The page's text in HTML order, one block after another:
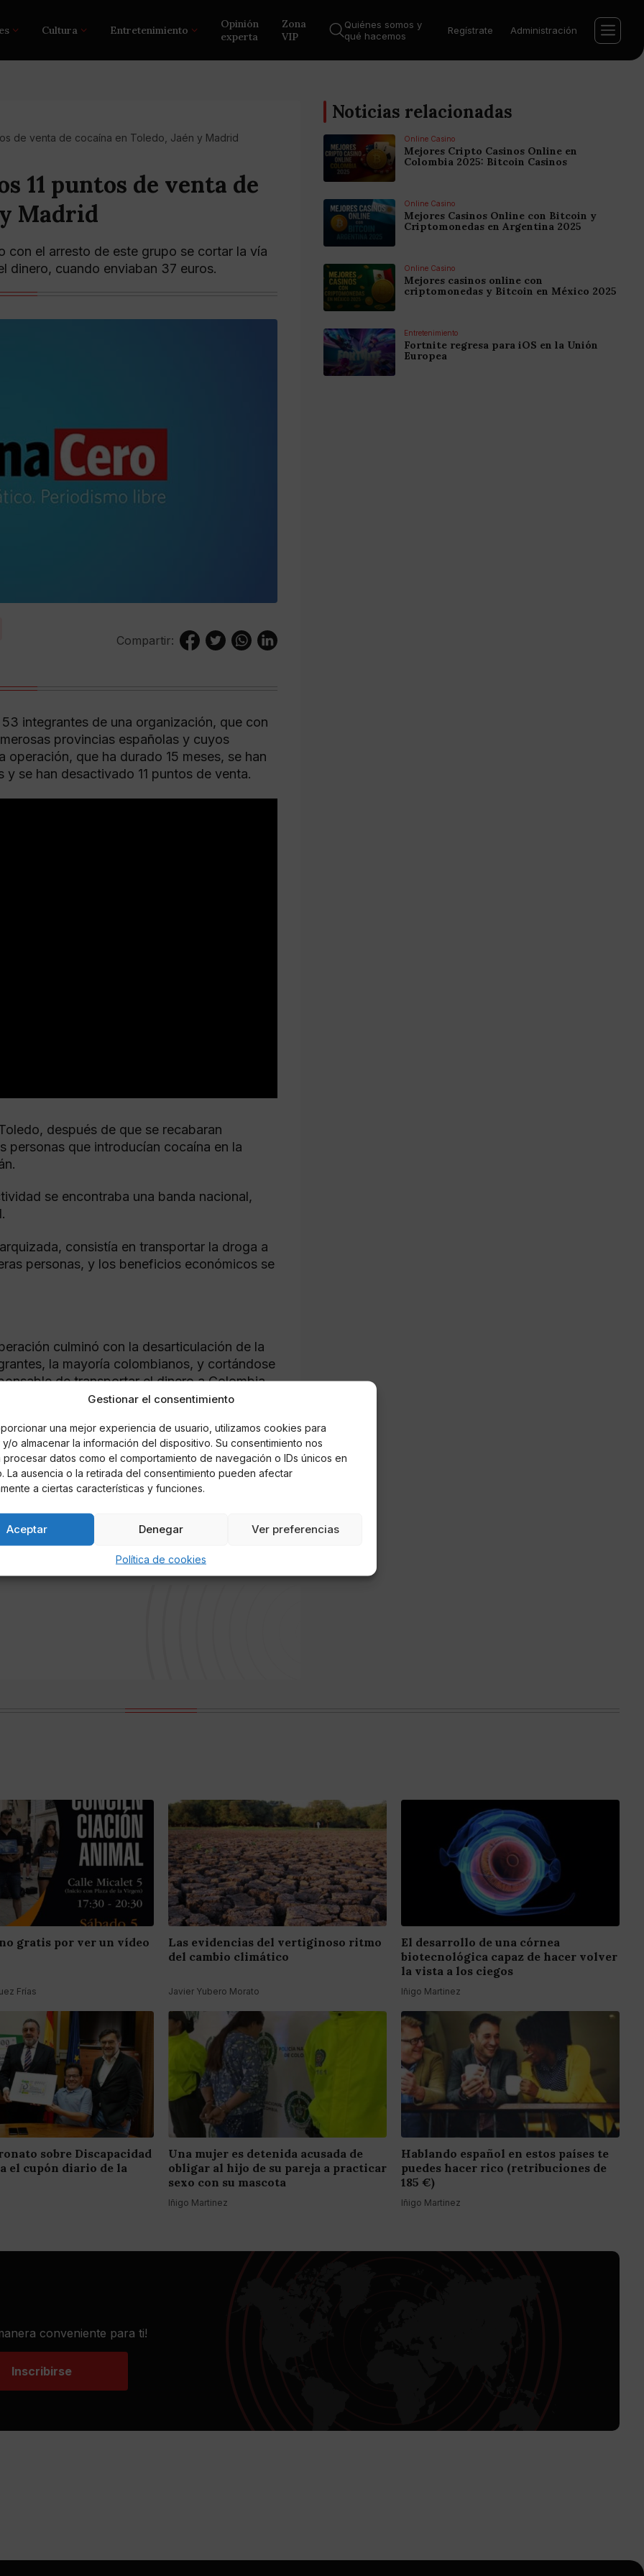
Gestionar el consentimiento
una mejor experiencia de usuario, utilizamos cookies para
o almacenar la información del dispositivo. Su consentimiento nos
procesar datos como el comportamiento de navegación o IDs únicos en
La ausencia o la retirada del consentimiento pueden afectar
a ciertas características y funciones.
Aceptar Denegar Ver preferencias
Política de cookies
Cultura Entretenimiento
Opinión
experta
Zona
VIP
Quiénes somos y
qué hacemos
Regístrate Administración
de venta de cocaína en Toledo, Jaén y Madrid
11 puntos de venta de
Madrid
con el arresto de este grupo se cortar la vía
dinero, cuando enviaban 37 euros.
Compartir:
integrantes de una organización, que con
provincias españolas y cuyos
que ha durado 15 meses, se han
se han desactivado 11 puntos de venta.
después de que se recabaran
personas que introducían cocaína en la
se encontraba una banda nacional,
consistía en transportar la droga a
personas, y los beneficios económicos se
culminó con la desarticulación de la
la mayoría colombianos, y cortándose
de transportar el dinero a Colombia,
a su país, con 37 euros.
clandestinos en Madrid y en las
además de desactivarse 11 puntos de
(1) y La Nucia (1).
practicados, se han intervenido tres
sustancias de corte, 53.200 euros ,
armas de fuego.
Noticias relacionadas
Online Casino
Mejores Cripto Casinos Online en
Colombia 2025: Bitcoin Casinos
Online Casino
Mejores Casinos Online con Bitcoin y
Criptomonedas en Argentina 2025
Online Casino
Mejores casinos online con
criptomonedas y Bitcoin en México 2025
Entretenimiento
Fortnite regresa para iOS en la Unión
Europea
gratis por ver un vídeo
Frías
Las evidencias del vertiginoso ritmo
del cambio climático
Javier Yubero Morato
El desarrollo de una córnea
biotecnológica capaz de hacer volver
la vista a los ciegos
Iñigo Martinez
sobre Discapacidad
el cupón diario de la
Una mujer es detenida acusada de
obligar al hijo de su pareja a practicar
sexo con su mascota
Iñigo Martinez
Hablando español en estos países te
puedes hacer rico (retribuciones de
185 €)
Iñigo Martinez
conveniente para ti!
Inscribirse